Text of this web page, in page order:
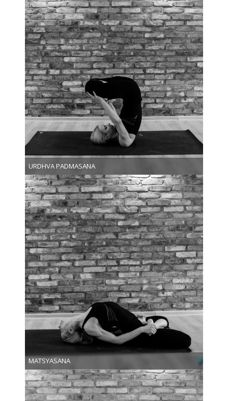
URDHVA PADMASANA
MATSYASANA